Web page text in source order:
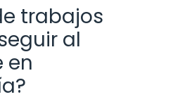
trabajos
al
en